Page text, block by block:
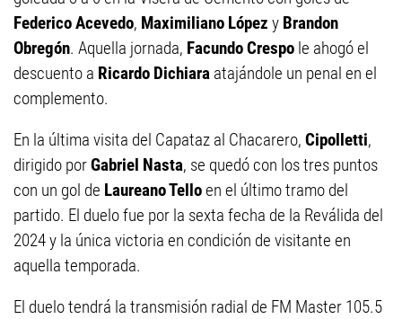
Federico Acevedo, Maximiliano López y Brandon
Obregón. Aquella jornada, Facundo Crespo le ahogó el
descuento a Ricardo Dichiara atajándole un penal en el
complemento.
En la última visita del Capataz al Chacarero, Cipolletti,
dirigido porGabriel Nasta, se quedó con los tres puntos
con un gol de Laureano Telloen el último tramo del
partido. El duelo fue por la sexta fecha de la Reválida del
2024 y la única victoria en condición de visitante en
aquella temporada.
El duelo tendrá la transmisión radial de FM Master 105.5